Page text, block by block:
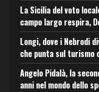
La Sicilia del voto
campo largo respira,
Longi, dove i Nebrodi
che punta sul turismo
Angelo Pidalà, la
anni nel mondo dello